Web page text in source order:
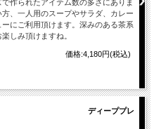
作られたアイテム数の多さにありま
、一人用のスープやサラダ、カレー
にご利用頂けます。深みのある茶系
しみ頂けますね。
価格:4,180円(税込)
スカ ディーププレ